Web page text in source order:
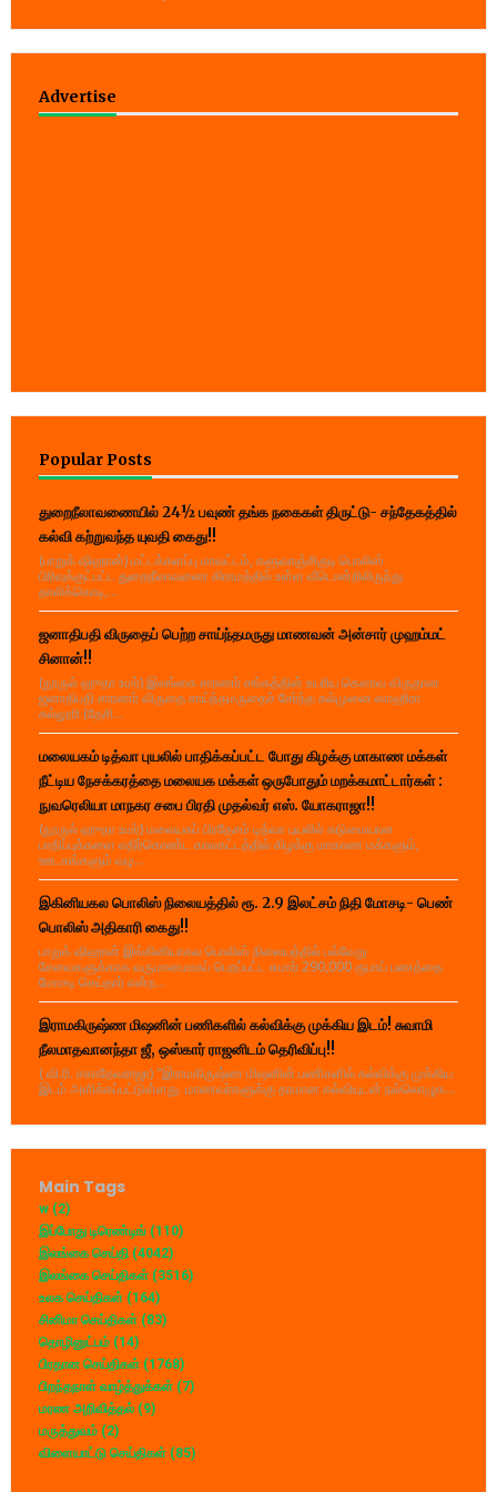
Advertise
Popular Posts
துறைநீலாவணையில் 24½ பவுண் தங்க நகைகள் திருட்டு- சந்தேகத்தில்
கல்வி கற்றுவந்த யுவதி கைது!!
(பாறுக் ஷிஹான்) மட்டக்களப்பு மாவட்டம், களுவாஞ்சிகுடி பொலிஸ்
பிரிவுக்குட்பட்ட துறைநீலாவணை கிராமத்தில் உள்ள வீடொன்றிலிருந்து
தாலிக்கொடி,...
ஜனாதிபதி விருதைப் பெற்ற சாய்ந்தமருது மாணவன் அன்சார் முஹம்மட்
சினான்!!
(நூருல் ஹுதா உமர்) இலங்கை சாரணர் சங்கத்தின் உயரிய கௌரவ விருதான
ஜனாதிபதி சாரணர் விருதை சாய்ந்தமருதைச் சேர்ந்த கல்முனை ஸாஹிரா
கல்லூரி (தேசி...
மலையகம் டித்வா புயலில் பாதிக்கப்பட்ட போது கிழக்கு மாகாண மக்கள்
நீட்டிய நேசக்கரத்தை மலையக மக்கள் ஒருபோதும் மறக்கமாட்டார்கள் :
நுவரெலியா மாநகர சபை பிரதி முதல்வர் எஸ். யோகராஜா!!
(நூருல் ஹுதா உமர்) மலையகப் பிரதேசம் டித்வா புயலில் கடுமையான
பாதிப்புக்களை எதிர்கொண்ட காலகட்டத்தில் கிழக்கு மாகாண மக்களும்,
ஊடகங்களும் வழ...
இகினியகல பொலிஸ் நிலையத்தில் ரூ. 2.9 இலட்சம் நிதி மோசடி- பெண்
பொலிஸ் அதிகாரி கைது!!
பாறுக் ஷிஹான் இங்கினியாகல பொலிஸ் நிலையத்தில் பல்வேறு
சேவைகளுக்காக வருமானமாகப் பெறப்பட்ட சுமார் 290,000 ரூபாய் பணத்தை
மோசடி செய்தார் என்ற...
இராமகிருஷ்ண மிஷனின் பணிகளில் கல்விக்கு முக்கிய இடம்! சுவாமி
நீலமாதவானந்தா ஜீ, ஒஸ்கார் ராஜனிடம் தெரிவிப்பு!!
( வி.ரி. சகாதேவராஜா) "இராமகிருஷ்ண மிஷனின் பணிகளில் கல்விக்கு முக்கிய
இடம் அளிக்கப்பட்டுள்ளது. மாணவர்களுக்கு தரமான கல்வியுடன் நல்லொழுக...
Main Tags
w (2)
இப்போது டிரெண்டிங் (110)
இலங்கை செய்தி (4042)
இலங்கை செய்திகள் (3516)
உலக செய்திகள் (164)
சினிமா செய்திகள் (83)
தொழினுட்பம் (14)
பிரதான செய்திகள் (1768)
பிறந்தநாள் வாழ்த்துக்கள் (7)
மரண அறிவித்தல் (9)
மருத்துவம் (2)
விளையாட்டு செய்திகள் (85)